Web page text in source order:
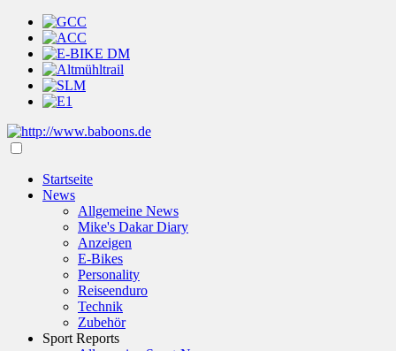
Startseite
News
Allgemeine News
Mike's Dakar Diary
Anzeigen
E-Bikes
Personality
Reiseenduro
Technik
Zubehör
Sport Reports